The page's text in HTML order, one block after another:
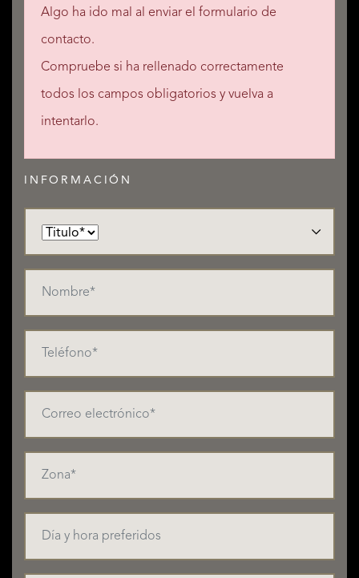
Algo ha ido mal al enviar el formulario de
contacto.
Compruebe si ha rellenado correctamente
todos los campos obligatorios y vuelva a
intentarlo.
INFORMACIÓN